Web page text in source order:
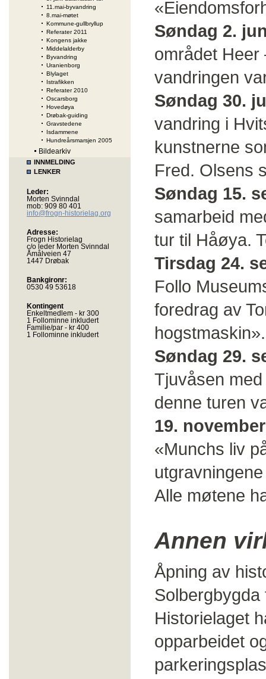
11.mai-byvandring
8.mai-møtet
Kommune-gullbryllup
Referater 2011
Kongens jakke
Middelalderby
Byvandring
Uranienborg
Blylaget
Istrafikken
Referater 2010
Oscarsborg
Hovedøya
Drøbak-guiding
Gravstedene
Isdammene
Hundreårsmarsjen 2005
Bildearkiv
INNMELDING
LENKER
Leder:
Morten Svinndal
mob: 909 80 401
info@frogn-historielag.org
Adresse:
Frogn Historielag
c/o leder Morten Svinndal
Åmålveien 47
1447 Drøbak
Bankgironr:
0530 49 53618
Kontingent
Enkeltmedlem - kr 300
1 Follominne inkludert
Familie/par - kr 400
1 Follominne inkludert
Søndag 2.
området Heer
vandringen
Søndag 30.
vandring i
kunstnerne
Fred. Olsens
Søndag 15.
samarbeid
tur til Håøya.
Tirsdag 24.
Follo
foredrag av
hogstmaskin».
Søndag 29.
Tjuvåsen
denne turen
19. november
«Munchs liv
Alle møtene
Annen
Åpning av
Solbergbygda
Historielaget
opparbeidet